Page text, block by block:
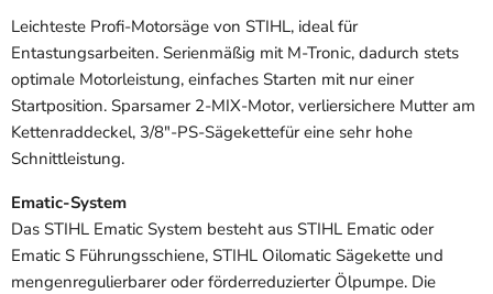
JETZT RESERVIEREN
Leichteste Profi-Motorsäge von STIHL, ideal für
Entastungsarbeiten. Serienmäßig mit M‑Tronic, dadurch stets
optimale Motorleistung, einfaches Starten mit nur einer
Startposition. Sparsamer 2-MIX-Motor, verliersichere Mutter am
Kettenraddeckel, 3/8"-PS-Sägekettefür eine sehr hohe
Schnittleistung.
Ematic-System
Das STIHL Ematic System besteht aus STIHL Ematic oder
Ematic S Führungsschiene, STIHL Oilomatic Sägekette und
mengenregulierbarer oder förderreduzierter Ölpumpe. Die